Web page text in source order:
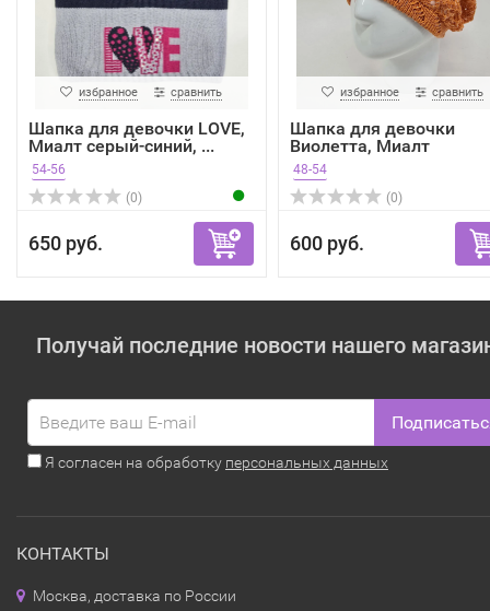
избранное сравнить
Шапка для девочки LOVE,
Миалт серый-синий, ...
54-56
(0)
650 руб.
избранное сравнить
Шапка для девочки
Виолетта, Миалт
оранжевый
48-54
(0)
600 руб.
Получай последние новости нашего
Я согласен на обработку персональных данных
КОНТАКТЫ
Москва, доставка по России